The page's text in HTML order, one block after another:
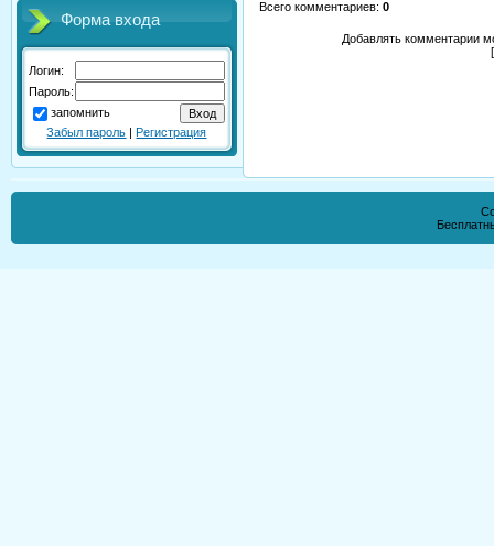
Форма входа
Логин:
Пароль:
запомнить
Забыл пароль |Регистрация
Всего комментариев: 0
Добавлять комментарии